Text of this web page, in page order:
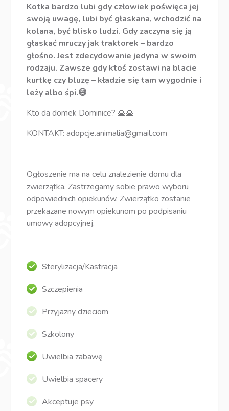
Kotka bardzo lubi gdy człowiek poświęca jej
swoją uwagę, lubi być głaskana, wchodzić na
kolana, być blisko ludzi. Gdy zaczyna się ją
głaskać mruczy jak traktorek – bardzo
głośno. Jest zdecydowanie jedyna w swoim
rodzaju. Zawsze gdy ktoś zostawi na blacie
kurtkę czy bluzę – kładzie się tam wygodnie i
leży albo śpi.😄
Kto da domek Dominice? 🙏🙏
KONTAKT:adopcje.animalia@gmail.com
Ogłoszenie ma na celu znalezienie domu dla
zwierzątka. Zastrzegamy sobie prawo wyboru
odpowiednich opiekunów. Zwierzątko zostanie
przekazane nowym opiekunom po podpisaniu
umowy adopcyjnej.
Sterylizacja/Kastracja
Szczepienia
Przyjazny dzieciom
Szkolony
Uwielbia zabawę
Uwielbia spacery
Akceptuje psy